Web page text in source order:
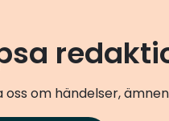
oss om händelser,